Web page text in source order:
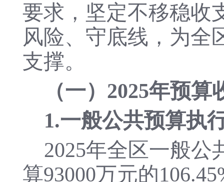
要求，坚定不移稳收
风险、守底线，为全
支撑。
（一） 2025年预算
1.一般公共预算执
2025年全区一般公
算93000万元的